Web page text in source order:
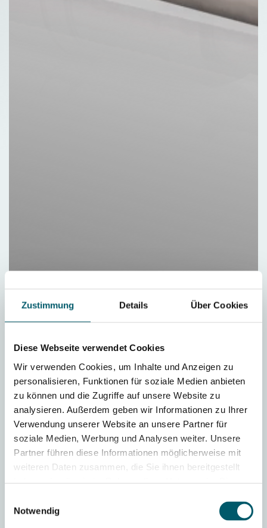
Zustimmung Details Über Cookies
Diese Webseite verwendet Cookies
Wir verwenden Cookies, um Inhalte und Anzeigen zu
personalisieren, Funktionen für soziale Medien anbieten
zu können und die Zugriffe auf unsere Website zu
analysieren. Außerdem geben wir Informationen zu Ihrer
Verwendung unserer Website an unsere Partner für
soziale Medien, Werbung und Analysen weiter. Unsere
Partner führen diese Informationen möglicherweise mit
weiteren Daten zusammen, die Sie ihnen bereitgestellt
Notwendig
Einspritzsysteme für
alternative Treibstoffe
Wasserstoff